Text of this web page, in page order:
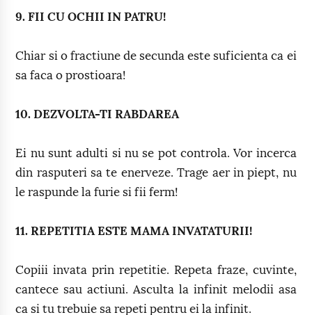
9. FII CU OCHII IN PATRU!
Chiar si o fractiune de secunda este suficienta ca ei
sa faca o prostioara!
10. DEZVOLTA-TI RABDAREA
Ei nu sunt adulti si nu se pot controla. Vor incerca
din rasputeri sa te enerveze. Trage aer in piept, nu
le raspunde la furie si fii ferm!
11. REPETITIA ESTE MAMA INVATATURII!
Copiii invata prin repetitie. Repeta fraze, cuvinte,
cantece sau actiuni. Asculta la infinit melodii asa
ca si tu trebuie sa repeti pentru ei la infinit.